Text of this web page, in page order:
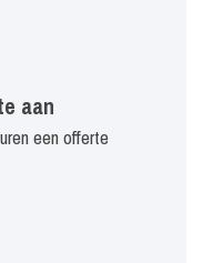
aan
een offerte